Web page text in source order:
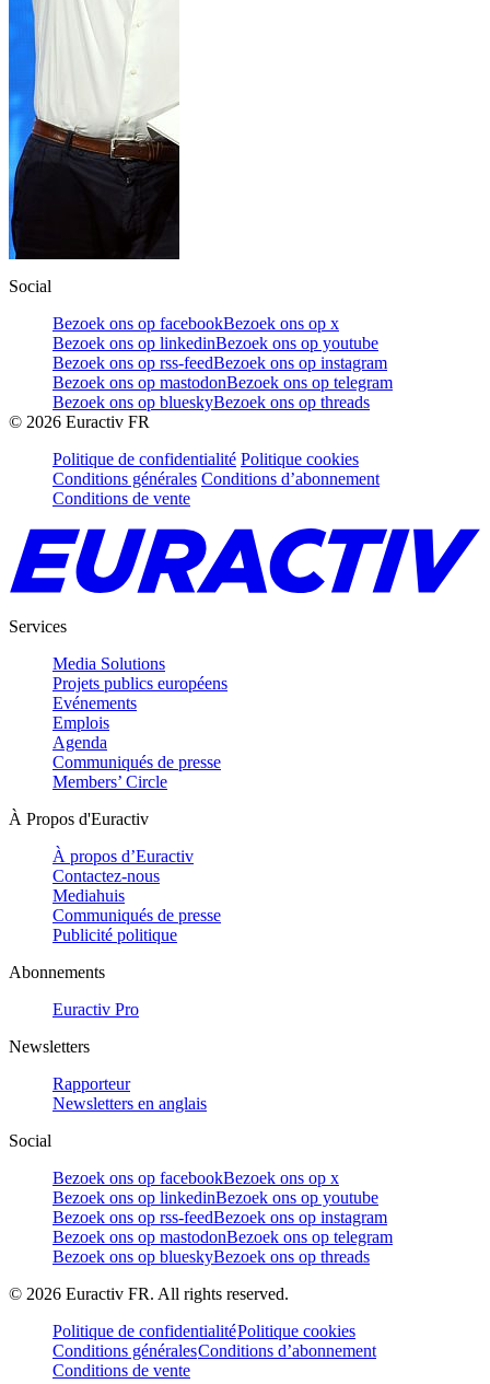
Social
Bezoek ons op facebookBezoek ons op x
Bezoek ons op linkedinBezoek ons op youtube
Bezoek ons op rss-feedBezoek ons op instagram
Bezoek ons op mastodonBezoek ons op telegram
Bezoek ons op blueskyBezoek ons op threads
© 2026 Euractiv FR
Politique de confidentialité Politique cookies
Conditions générales Conditions d’abonnement
Conditions de vente
Services
Media Solutions
Projets publics européens
Evénements
Emplois
Agenda
Communiqués de presse
Members’ Circle
À Propos d'Euractiv
À propos d’Euractiv
Contactez-nous
Mediahuis
Communiqués de presse
Publicité politique
Abonnements
Euractiv Pro
Newsletters
Rapporteur
Newsletters en anglais
Social
Bezoek ons op facebookBezoek ons op x
Bezoek ons op linkedinBezoek ons op youtube
Bezoek ons op rss-feedBezoek ons op instagram
Bezoek ons op mastodonBezoek ons op telegram
Bezoek ons op blueskyBezoek ons op threads
© 2026 Euractiv FR. All rights reserved.
Politique de confidentialitéPolitique cookies
Conditions généralesConditions d’abonnement
Conditions de vente